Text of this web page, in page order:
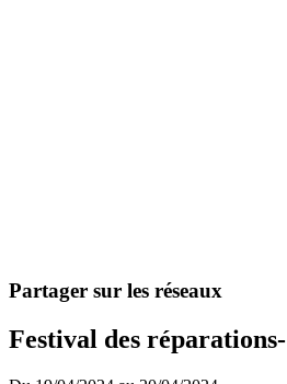
Partager sur les réseaux
Festival des